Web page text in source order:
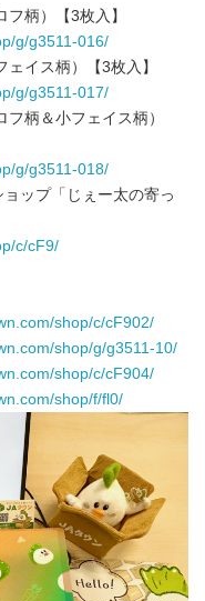
柄）【3枚入】
g/g3511-016/
イス柄）【3枚入】
g/g3511-017/
柄＆小フェイス柄）
g/g3511-018/
ップ「じぇー太の寄っ
c/cF9/
shop/c/cF902/
shop/g/g3511-10/
shop/c/cF904/
shop/f/fl0/